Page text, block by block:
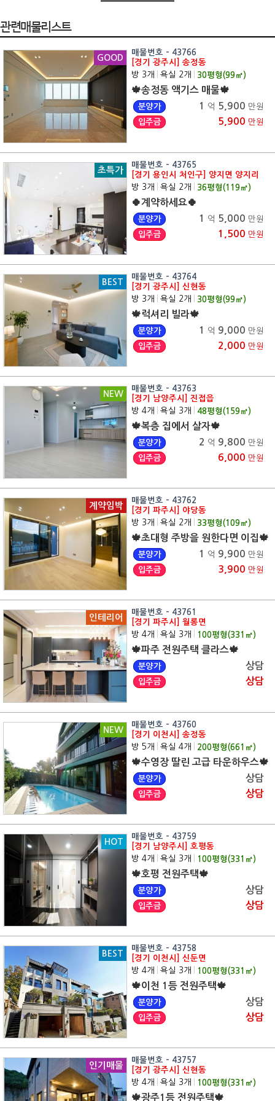
관련매물리스트
GOOD
매물번호 - 43766
[경기 광주시] 송정동
방 3개
욕실 2개 30평형(99㎡)
🍁송정동 액기스 매물🍁
분양가 1 억 5,900 만원
입주금
5,900 만원
초특가
매물번호 - 43765
[경기 용인시 처인구] 양지면 양지리
방 3개
욕실 2개 36평형(119㎡)
🍀계약하세요🍀
분양가 1 억 5,000 만원
입주금
1,500 만원
BEST
매물번호 - 43764
[경기 광주시] 신현동
방 3개
욕실 2개 30평형(99㎡)
🍁럭셔리 빌라🍁
분양가 1 억 9,000 만원
입주금
2,000 만원
NEW
매물번호 - 43763
[경기 남양주시] 진접읍
방 4개
욕실 3개 48평형(159㎡)
🍁복층 집에서 살자🍁
분양가 2 억 9,800 만원
입주금
6,000 만원
계약임박
매물번호 - 43762
[경기 파주시] 야당동
방 3개
욕실 2개 33평형(109㎡)
🍁초대형 주방을 원한다면 이집🍁
분양가 1 억 9,900 만원
입주금
3,900 만원
인테리어
매물번호 - 43761
[경기 파주시] 월롱면
방 4개
욕실 3개 100평형(331 ㎡)
🍁파주 전원주택 클라스🍁
분양가 상담
입주금 상담
NEW
매물번호 - 43760
[경기 이천시] 송정동
방 5개
욕실 4개 200평형(661 ㎡)
🍁수영장 딸린 고급 타운하우스🍁
분양가 상담
입주금 상담
HOT
매물번호 - 43759
[경기 남양주시] 호평동
방 4개
욕실 3개 100평형(331 ㎡)
🍁호평 전원주택🍁
분양가 상담
입주금 상담
BEST
매물번호 - 43758
[경기 이천시] 신둔면
방 4개
욕실 3개 100평형(331 ㎡)
🍁이천 1등 전원주택🍁
분양가 상담
입주금 상담
인기매물
매물번호 - 43757
[경기 광주시] 신현동
방 4개
욕실 3개 100평형(331 ㎡)
🍁광주1등 전원주택🍁